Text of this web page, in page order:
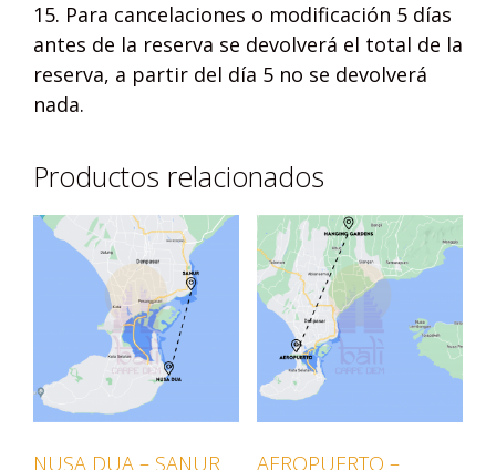
15. Para cancelaciones o modificación 5 días
antes de la reserva se devolverá el total de la
reserva, a partir del día 5 no se devolverá
nada.
Productos relacionados
NUSA DUA – SANUR
AEROPUERTO –